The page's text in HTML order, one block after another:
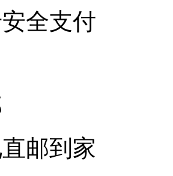
全支付
邮到家